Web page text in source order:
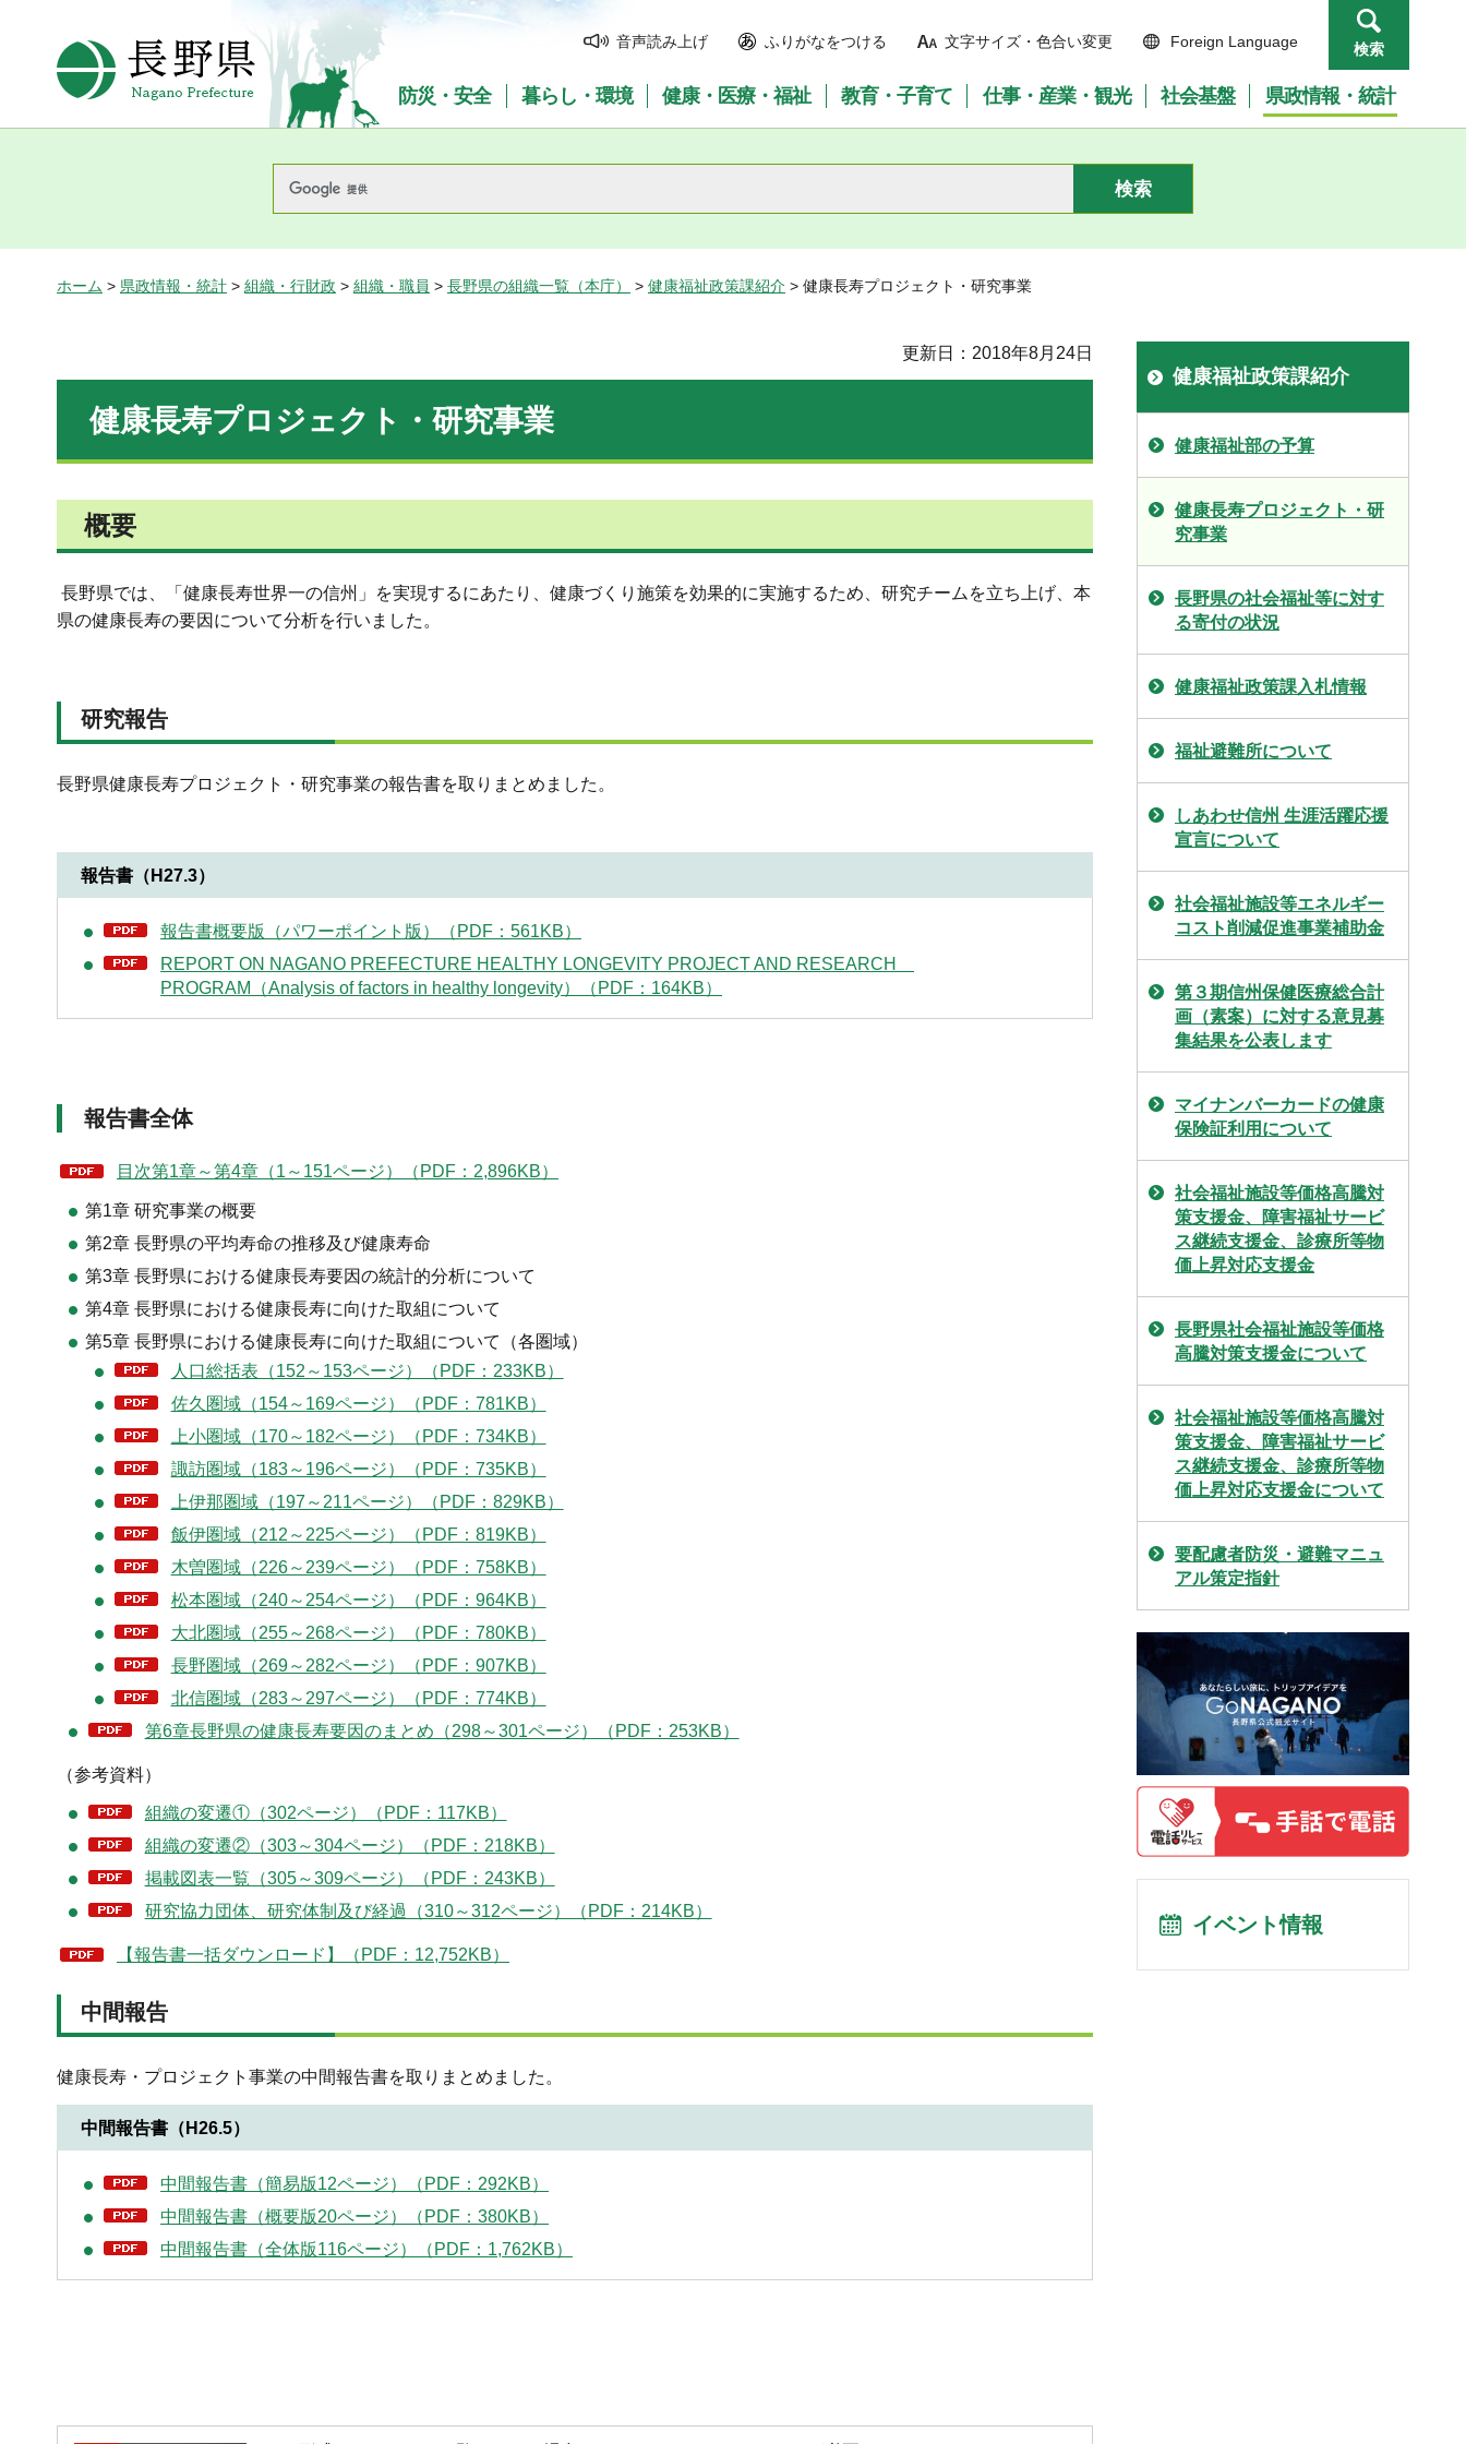
長野県Nagano Prefecture
音声読み上げ ふりがなをつける 文字サイズ・色合い変更 Foreign Language 検索
防災・安全 暮らし・環境 健康・医療・福祉 教育・子育て 仕事・産業・観光 社会基盤 県政情報・統計
ホーム > 県政情報・統計 > 組織・行財政 > 組織・職員 > 長野県の組織一覧（本庁） > 健康福祉政策課紹介 > 健康長寿プロジェクト・研究事業
更新日：2018年8月24日
健康長寿プロジェクト・研究事業
概要
長野県では、「健康長寿世界一の信州」を実現するにあたり、健康づくり施策を効果的に実施するため、研究チームを立ち上げ、本
県の健康長寿の要因について分析を行いました。
研究報告
長野県健康長寿プロジェクト・研究事業の報告書を取りまとめました。
報告書（H27.3）
報告書概要版（パワーポイント版）（PDF：561KB）
REPORT ON NAGANO PREFECTURE HEALTHY LONGEVITY PROJECT AND RESEARCH
PROGRAM（Analysis of factors in healthy longevity）（PDF：164KB）
報告書全体
目次第1章～第4章（1～151ページ）（PDF：2,896KB）
第1章 研究事業の概要
第2章 長野県の平均寿命の推移及び健康寿命
第3章 長野県における健康長寿要因の統計的分析について
第4章 長野県における健康長寿に向けた取組について
第5章 長野県における健康長寿に向けた取組について（各圏域）
人口総括表（152～153ページ）（PDF：233KB）
佐久圏域（154～169ページ）（PDF：781KB）
上小圏域（170～182ページ）（PDF：734KB）
諏訪圏域（183～196ページ）（PDF：735KB）
上伊那圏域（197～211ページ）（PDF：829KB）
飯伊圏域（212～225ページ）（PDF：819KB）
木曽圏域（226～239ページ）（PDF：758KB）
松本圏域（240～254ページ）（PDF：964KB）
大北圏域（255～268ページ）（PDF：780KB）
長野圏域（269～282ページ）（PDF：907KB）
北信圏域（283～297ページ）（PDF：774KB）
第6章長野県の健康長寿要因のまとめ（298～301ページ）（PDF：253KB）
（参考資料）
組織の変遷①（302ページ）（PDF：117KB）
組織の変遷②（303～304ページ）（PDF：218KB）
掲載図表一覧（305～309ページ）（PDF：243KB）
研究協力団体、研究体制及び経過（310～312ページ）（PDF：214KB）
【報告書一括ダウンロード】（PDF：12,752KB）
中間報告
健康長寿・プロジェクト事業の中間報告書を取りまとめました。
中間報告書（H26.5）
中間報告書（簡易版12ページ）（PDF：292KB）
中間報告書（概要版20ページ）（PDF：380KB）
中間報告書（全体版116ページ）（PDF：1,762KB）
健康福祉政策課紹介
健康福祉部の予算
健康長寿プロジェクト・研
究事業
長野県の社会福祉等に対す
る寄付の状況
健康福祉政策課入札情報
福祉避難所について
しあわせ信州 生涯活躍応援
宣言について
社会福祉施設等エネルギー
コスト削減促進事業補助金
第３期信州保健医療総合計
画（素案）に対する意見募
集結果を公表します
マイナンバーカードの健康
保険証利用について
社会福祉施設等価格高騰対
策支援金、障害福祉サービ
ス継続支援金、診療所等物
価上昇対応支援金
長野県社会福祉施設等価格
高騰対策支援金について
社会福祉施設等価格高騰対
策支援金、障害福祉サービ
ス継続支援金、診療所等物
価上昇対応支援金について
要配慮者防災・避難マニュ
アル策定指針
イベント情報